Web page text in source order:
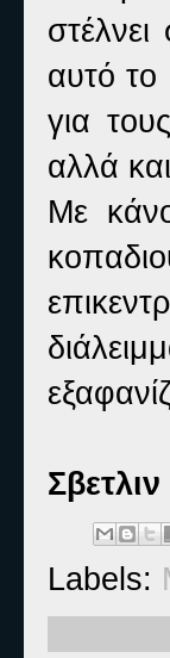
αυτό το
για
αλλά
Με
Σβετλιν
Labels: